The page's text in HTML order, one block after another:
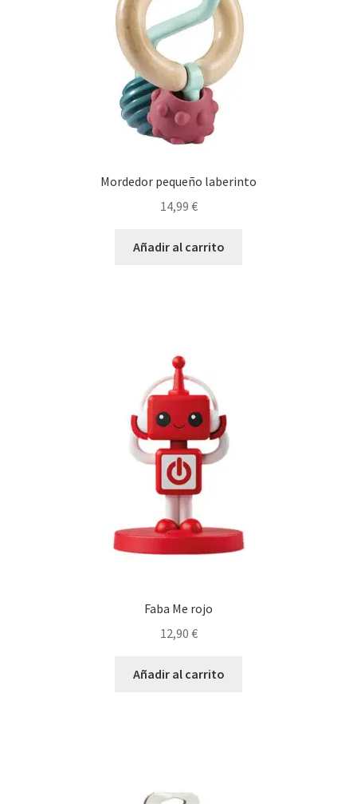
Mordedor pequeño laberinto
14,99 €
Añadir al carrito
Faba Me rojo
12,90 €
Añadir al carrito